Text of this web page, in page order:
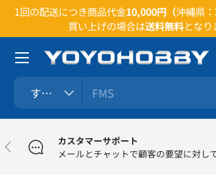
コンテンツへスキップ
1回の配送につき商品代金10,000円（沖縄県：
買い上げの場合は送料無料となり
検索
商品タイプ
すべて
メニュー
前
カスタマーサポート
メールとチャットで顧客の要望に対し